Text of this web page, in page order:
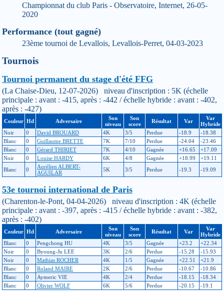
Championnat du club Paris - Observatoire, Internet, 26-05-
2020
Performance (tout gagné)
23ème tournoi de Levallois, Levallois-Perret, 04-03-2023
Tournois
Tournoi permanent du stage d'été FFG
(La Chaise-Dieu, 12-07-2026) niveau d'inscription : 5K (échelle
principale : avant : -415, après : -442 / échelle hybride : avant : -402,
après : -427)
Couleur Hd Adversaire
Son
niveau
Son
score
Résultat Var
Var
Hybride
Noir
0 David BROUARD 4K 3/5 Perdue -18.9
-18.38
Blanc
0 Guillaume BRETTE 7K 7/10 Perdue -24.04
-23.46
Blanc
0 Gérard THIRIET 7K 4/10 Gagnée +16.65
+17.09
Noir
0 Louise HARDY 6K 4/8 Gagnée +18.99
+19.11
Blanc
0
Aurélien ALBERT-
AGUILAR
5K 3/5 Perdue -19.3 -19.09
53e tournoi international de Paris
(Charenton-le-Pont, 04-04-2026) niveau d'inscription : 4K (échelle
principale : avant : -397, après : -415 / échelle hybride : avant : -382,
après : -402)
Couleur Hd Adversaire
Son
niveau
Son
score
Résultat Var
Var
Hybride
Blanc
0 Pengchong HU 4K 3/5 Gagnée +23.2
+22.34
Noir
0 Byoung-Ju LEE 3K 2/6 Perdue -15.28
-15.93
Noir
0 Mathias ROCHER 4K 1/5 Gagnée +22.51
+21.9
Blanc
0 Roland MAIRE 2K 2/6 Perdue -10.67
-10.86
Blanc
0 Aymeric VIE 4K 2/4 Perdue -18.15
-18.34
Blanc
0 Olivier WOLF 6K 5/6 Perdue -20.15 -19.1